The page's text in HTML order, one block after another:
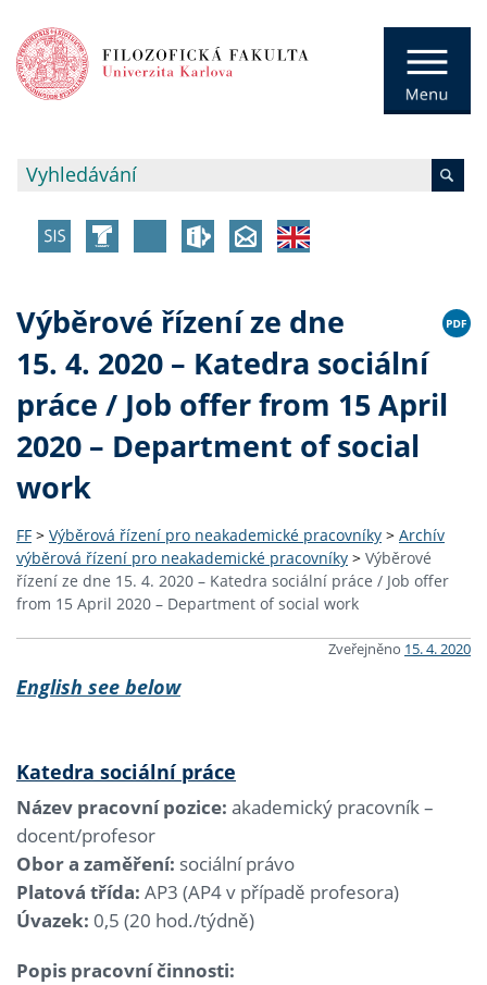
Výběrové řízení ze dne
15. 4. 2020 – Katedra sociální
práce / Job offer from 15 April
2020 – Department of social
work
FF > Výběrová řízení pro neakademické pracovníky > Archív
výběrová řízení pro neakademické pracovníky > Výběrové
řízení ze dne 15. 4. 2020 – Katedra sociální práce / Job offer
from 15 April 2020 – Department of social work
Zveřejněno 15. 4. 2020
English see below
Katedra sociální práce
Název pracovní pozice: akademický pracovník –
docent/profesor
Obor a zaměření: sociální právo
Platová třída: AP3 (AP4 v případě profesora)
Úvazek: 0,5 (20 hod./týdně)
Popis pracovní činnosti: